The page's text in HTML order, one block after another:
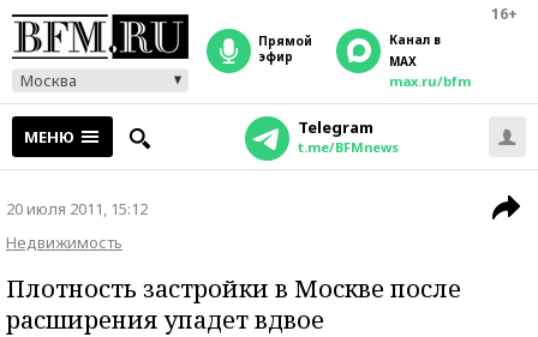
16+
Москва
прямой
эфир
Канал в
MAX
max.ru/bfm
МЕНЮ Telegram
t.me/BFMnews
20 июля 2011, 15:12
Недвижимость
Плотность застройки в Москве после
расширения упадет вдвое